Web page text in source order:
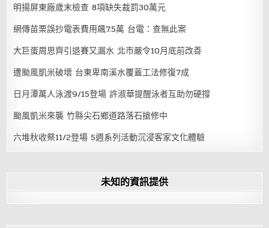
明揚屏東廠歲末檢查 8項缺失裁罰30萬元
網傳苗栗誤抄電表費用飆7.5萬 台電：查無此案
大巨蛋周思齊引退賽又漏水 北市嚴令10月底前改善
遭颱風凱米破壞 台東卑南溪水覆蓋工法修復7成
日月潭萬人泳渡9/15登場 許淑華提醒泳者互助勿硬撐
颱風凱米來襲 竹縣尖石鄉道路落石搶修中
六堆秋收祭11/2登場 5週系列活動沉浸客家文化體驗
未知的資訊提供